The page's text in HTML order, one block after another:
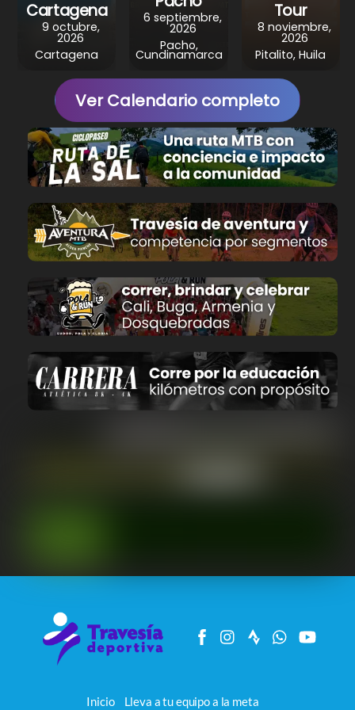
Cartagena
9 octubre,
2026
Cartagena
6 septiembre,
2026
Pacho,
Cundinamarca
Tour
8 noviembre,
2026
Pitalito, Huila
Ver Calendario completo
Inicio Lleva a tu equipo a la meta